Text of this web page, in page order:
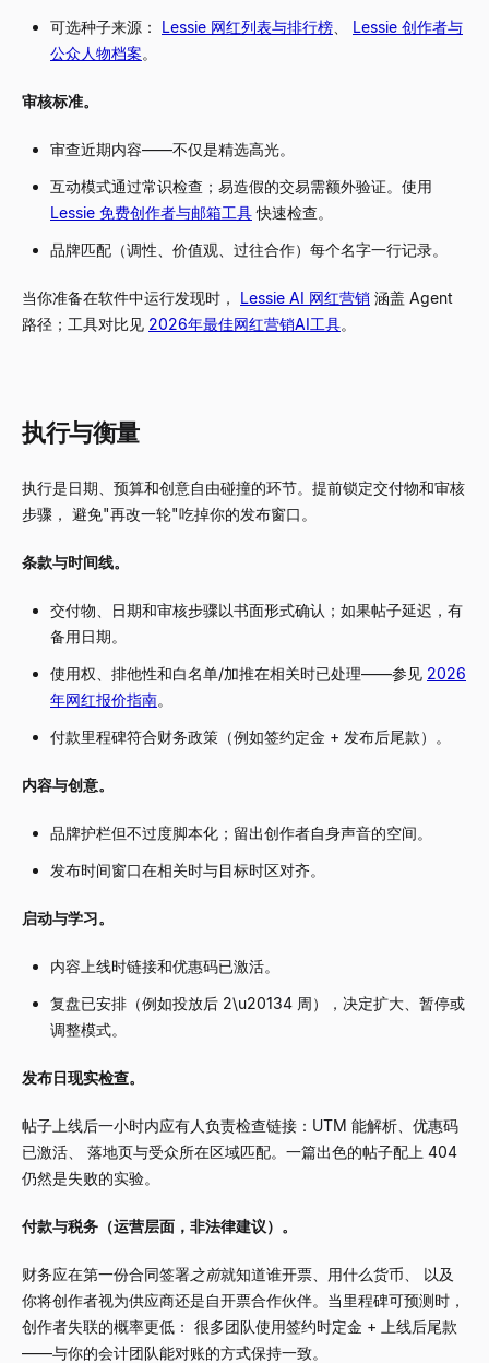
可选种子来源：
Lessie 网红列表与排行榜
Lessie 创作者与
公众人物档案。
审核标准。
审查近期内容——不仅是精选高光。
互动模式通过常识检查；易造假的交易需额外验证。使用
Lessie 免费创作者与邮箱工具快速检查。
品牌匹配（调性、价值观、过往合作）每个名字一行记录。
当你准备在软件中运行发现时， Lessie AI 网红营销 涵盖 Agent
路径；工具对比见 2026年最佳网红营销AI工具。
执行与衡量
执行是日期、预算和创意自由碰撞的环节。提前锁定交付物和审核
步骤， 避免"再改一轮"吃掉你的发布窗口。
条款与时间线。
交付物、日期和审核步骤以书面形式确认；如果帖子延迟，有
备用日期。
使用权、排他性和白名单/加推在相关时已处理——参见 2026
年网红报价指南。
付款里程碑符合财务政策（例如签约定金 + 发布后尾款）。
内容与创意。
品牌护栏但不过度脚本化；留出创作者自身声音的空间。
发布时间窗口在相关时与目标时区对齐。
启动与学习。
内容上线时链接和优惠码已激活。
复盘已安排（例如投放后 2\u20134 周），决定扩大、暂停或
调整模式。
发布日现实检查。
帖子上线后一小时内应有人负责检查链接：UTM 能解析、优惠码
已激活、 落地页与受众所在区域匹配。一篇出色的帖子配上 404
仍然是失败的实验。
付款与税务（运营层面，非法律建议）。
财务应在第一份合同签署之前就知道谁开票、用什么货币、 以及
你将创作者视为供应商还是自开票合作伙伴。当里程碑可预测时，
创作者失联的概率更低： 很多团队使用签约时定金 + 上线后尾款
——与你的会计团队能对账的方式保持一致。